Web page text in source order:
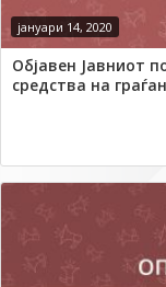
јануари 14, 2020
Објавен Јавниот
средства на